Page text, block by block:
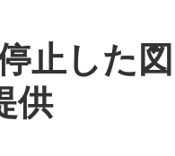
止した図
供